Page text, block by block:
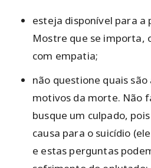
esteja disponível para a
Mostre que se importa,
com empatia;
não questione quais são
motivos da morte. Não
busque um culpado,
causa para o suicídio
e estas perguntas